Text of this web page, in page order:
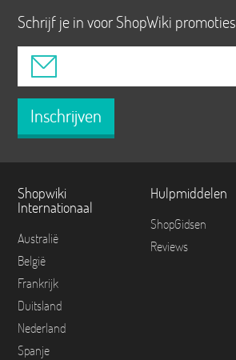
Schrijf je in voor ShopWiki promoties
Inschrijven
Shopwiki
Internationaal
Australië
België
Frankrijk
Duitsland
Nederland
Spanje
Hulpmiddelen
ShopGidsen
Reviews